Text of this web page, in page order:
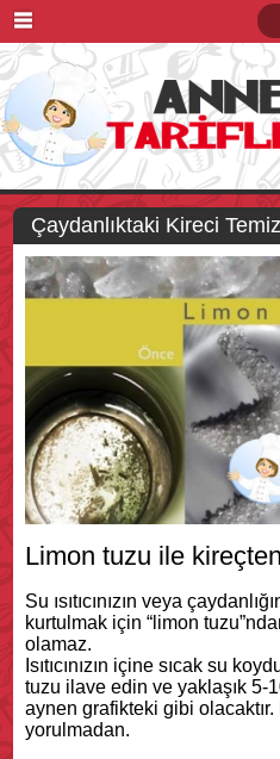
Çaydanlıktaki Kireci
Limon tuzu ile
Su ısıtıcınızın veya
kurtulmak için “limon
olamaz.
Isıtıcınızın içine sıcak su
tuzu ilave edin ve yaklaşık
aynen grafikteki gibi
yorulmadan.